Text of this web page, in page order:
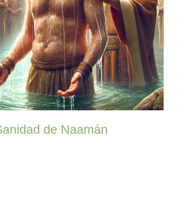
de Naamán